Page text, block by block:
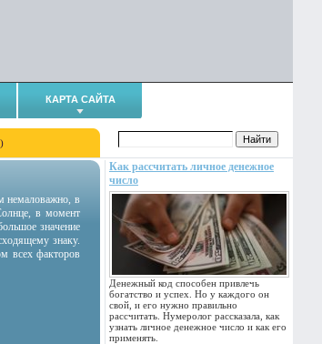
КАРТА САЙТА
Как рассчитать личное денежное
число
Денежный код способен привлечь
богатство и успех. Но у каждого он
свой, и его нужно правильно
рассчитать. Нумеролог рассказала, как
узнать личное денежное число и как его
применять.
немаловажно, в
в момент
значение
знаку.
всех факторов